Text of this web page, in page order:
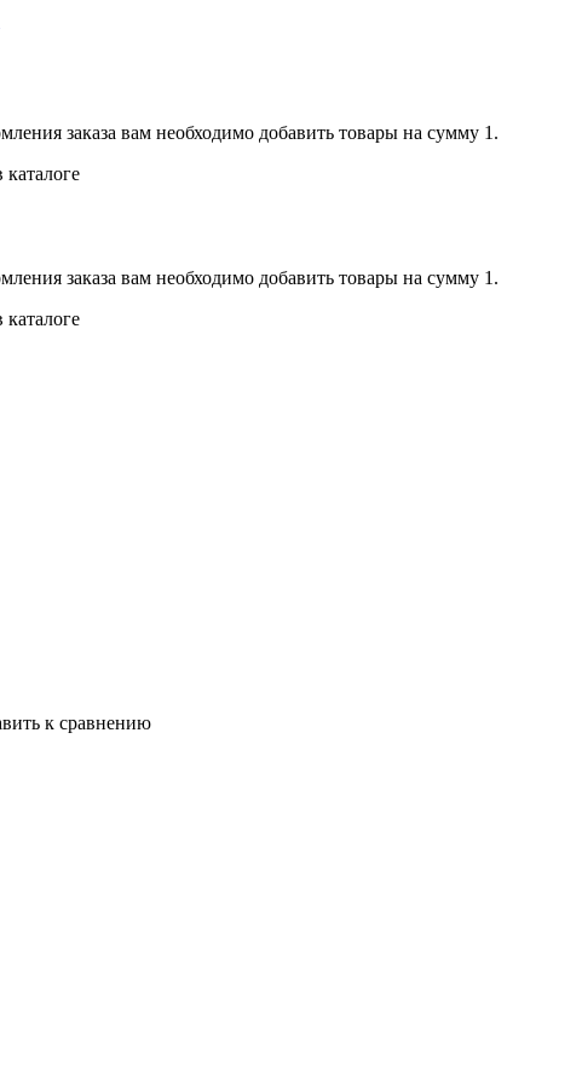
заказа вам необходимо добавить товары на сумму 1.
заказа вам необходимо добавить товары на сумму 1.
к сравнению